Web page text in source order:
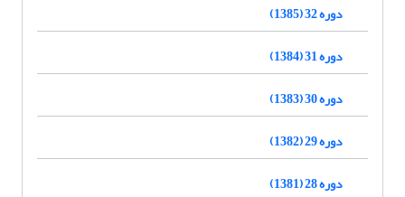
دوره 32 (1385)
دوره 31 (1384)
دوره 30 (1383)
دوره 29 (1382)
دوره 28 (1381)